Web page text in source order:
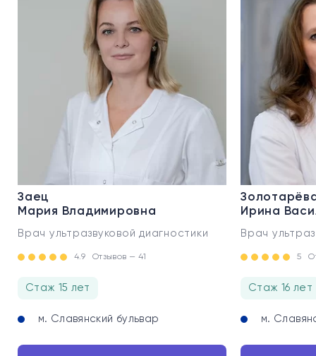
Заец
Мария Владимировна
Врач ультразвуковой диагностики
4.9 Отзывов — 41
Стаж 15 лет
м. Славянский бульвар
Ирина
Врач
5
Стаж 16 лет
м.